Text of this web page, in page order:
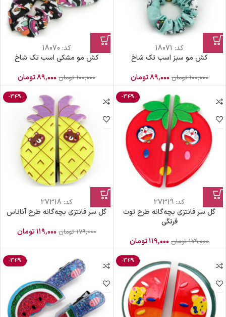
کد: 18071
کش مو سبز اسب تک شاخ
۱۰۰,۰۰۰ تومان ۸۹,۰۰۰تومان
کد: 18070
کش مو مشکی اسب تک شاخ
۱۰۰,۰۰۰ تومان ۸۹,۰۰۰تومان
-34%
کد: 27319
گل سر فانتزی بچه‌گانه طرح توت
فرنگی
۱۷۹,۰۰۰ تومان ۱۱۹,۰۰۰تومان
-34%
کد: 27318
گل سر فانتزی بچه‌گانه طرح آناناس
۱۷۹,۰۰۰ تومان ۱۱۹,۰۰۰تومان
-34%
-34%